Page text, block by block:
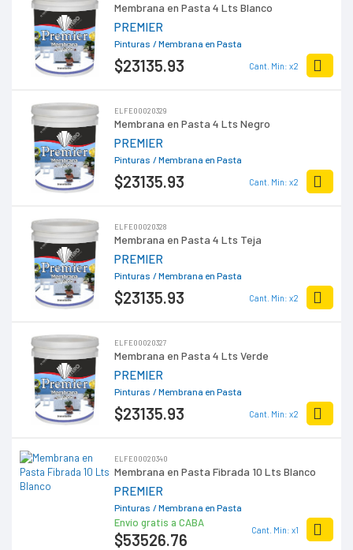
Membrana en Pasta 4 Lts Blanco
PREMIER
Pinturas / Membrana en Pasta
$23135.93 Cant. Min: x2
ELFE00020329
Membrana en Pasta 4 Lts Negro
PREMIER
Pinturas / Membrana en Pasta
$23135.93 Cant. Min: x2
ELFE00020328
Membrana en Pasta 4 Lts Teja
PREMIER
Pinturas / Membrana en Pasta
$23135.93 Cant. Min: x2
ELFE00020327
Membrana en Pasta 4 Lts Verde
PREMIER
Pinturas / Membrana en Pasta
$23135.93 Cant. Min: x2
ELFE00020340
Membrana en Pasta Fibrada 10 Lts Blanco
PREMIER
Pinturas / Membrana en Pasta
Envío gratis a CABA
$53526.76
Cant. Min: x1